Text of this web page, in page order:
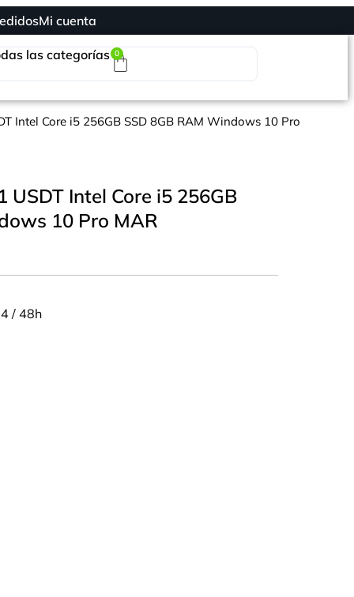
Mi cuenta
las categorías 0
Intel Core i5 256GB SSD 8GB RAM Windows 10 Pro
USDT Intel Core i5 256GB
10 Pro MAR
/ 48h